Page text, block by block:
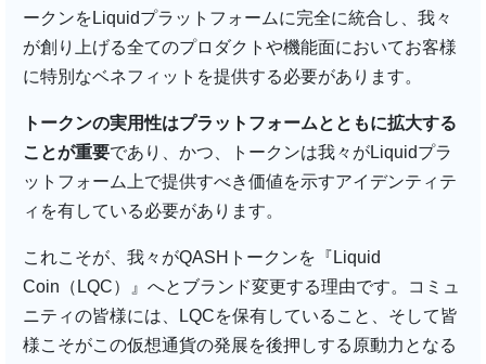
ークンをLiquidプラットフォームに完全に統合し、我々
が創り上げる全てのプロダクトや機能面においてお客様
に特別なベネフィットを提供する必要があります。
トークンの実用性はプラットフォームとともに拡大する
ことが重要であり、かつ、トークンは我々がLiquidプラ
ットフォーム上で提供すべき価値を示すアイデンティテ
ィを有している必要があります。
これこそが、我々がQASHトークンを『Liquid
Coin（LQC）』へとブランド変更する理由です。コミュ
ニティの皆様には、LQCを保有していること、そして皆
様こそがこの仮想通貨の発展を後押しする原動力となる